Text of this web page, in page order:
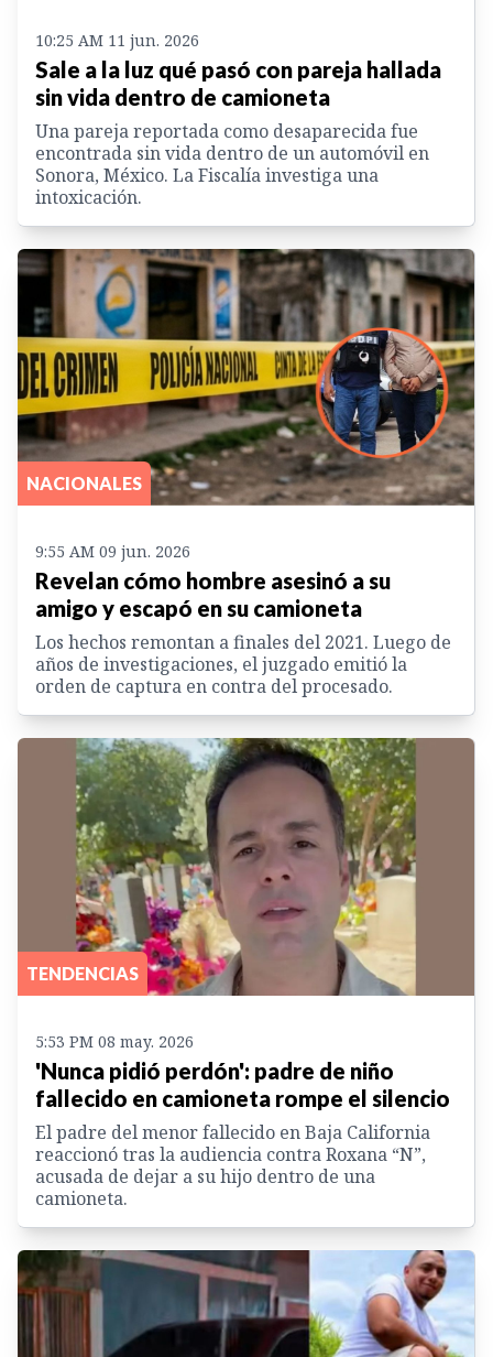
10:25 AM 11 jun. 2026
Sale a la luz qué pasó con pareja hallada
sin vida dentro de camioneta
Una pareja reportada como desaparecida fue
encontrada sin vida dentro de un automóvil en
Sonora, México. La Fiscalía investiga una
intoxicación.
NACIONALES
9:55 AM 09 jun. 2026
Revelan cómo hombre asesinó a su
amigo y escapó en su camioneta
Los hechos remontan a finales del 2021. Luego de
años de investigaciones, el juzgado emitió la
orden de captura en contra del procesado.
TENDENCIAS
5:53 PM 08 may. 2026
'Nunca pidió perdón': padre de niño
fallecido en camioneta rompe el silencio
El padre del menor fallecido en Baja California
reaccionó tras la audiencia contra Roxana “N”,
acusada de dejar a su hijo dentro de una
camioneta.